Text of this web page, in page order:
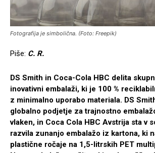
Fotografija je simbolična. (Foto: Freepik)
Piše: C. R.
DS Smith in Coca-Cola HBC delita
inovativni embalaži, ki je 100 %
z minimalno uporabo materiala. DS
globalno podjetje za trajnostno
vlaken, in Coca Cola HBC Avstrija sta v
razvila zunanjo embalažo iz kartona, ki
plastične ročaje na 1,5-litrskih PET